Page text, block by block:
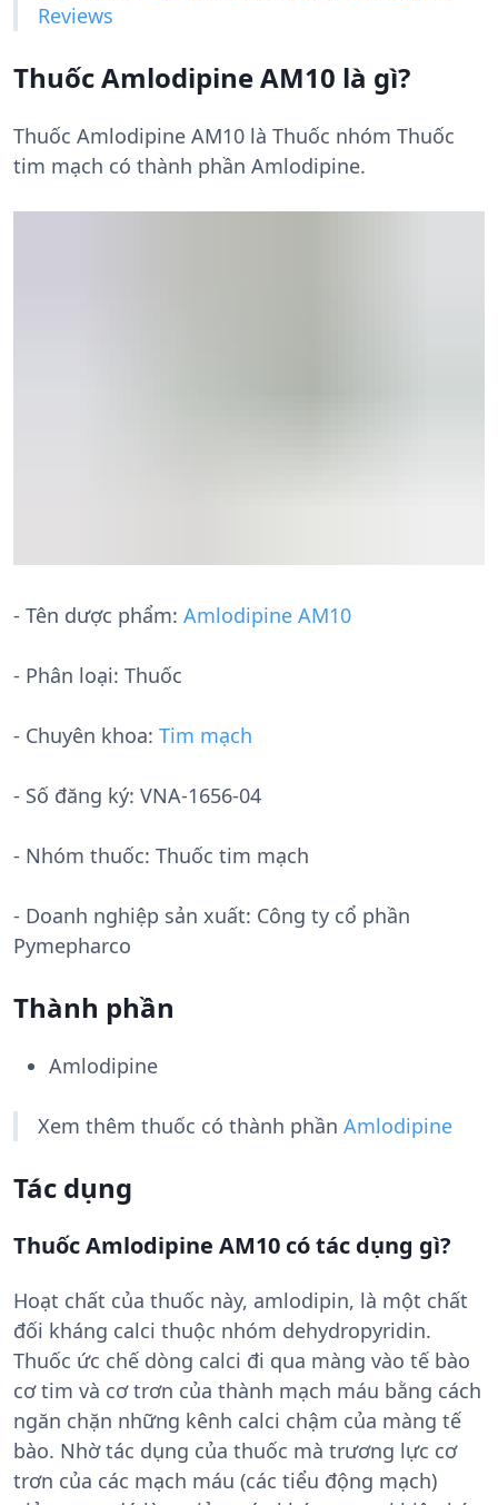
Reviews
Thuốc Amlodipine AM10 là gì?
Thuốc Amlodipine AM10 là Thuốc nhóm Thuốc
tim mạch có thành phần Amlodipine.
- Tên dược phẩm: Amlodipine AM10
- Phân loại: Thuốc
- Chuyên khoa: Tim mạch
- Số đăng ký: VNA-1656-04
- Nhóm thuốc: Thuốc tim mạch
- Doanh nghiệp sản xuất: Công ty cổ phần
Pymepharco
Thành phần
Amlodipine
Xem thêm thuốc có thành phần Amlodipine
Tác dụng
Thuốc Amlodipine AM10 có tác dụng gì?
Hoạt chất của thuốc này, amlodipin, là một chất
đối kháng calci thuộc nhóm dehydropyridin.
Thuốc ức chế dòng calci đi qua màng vào tế bào
cơ tim và cơ trơn của thành mạch máu bằng cách
ngăn chặn những kênh calci chậm của màng tế
bào. Nhờ tác dụng của thuốc mà trương lực cơ
trơn của các mạch máu (các tiểu động mạch)